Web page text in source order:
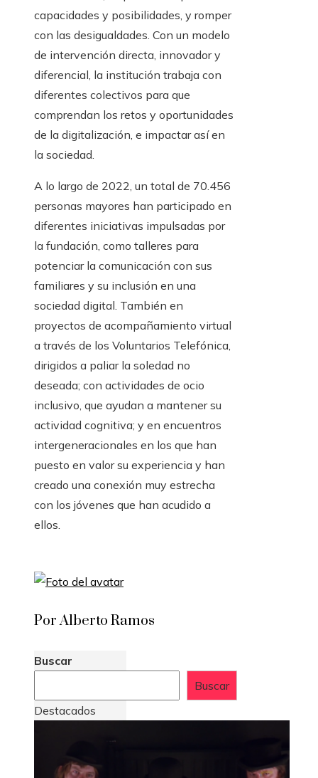
capacidades y posibilidades, y romper
con las desigualdades. Con un modelo
de intervención directa, innovador y
diferencial, la institución trabaja con
diferentes colectivos para que
comprendan los retos y oportunidades
de la digitalización, e impactar así en
la sociedad.
A lo largo de 2022, un total de 70.456
personas mayores han participado en
diferentes iniciativas impulsadas por
la fundación, como talleres para
potenciar la comunicación con sus
familiares y su inclusión en una
sociedad digital. También en
proyectos de acompañamiento virtual
a través de los Voluntarios Telefónica,
dirigidos a paliar la soledad no
deseada; con actividades de ocio
inclusivo, que ayudan a mantener su
actividad cognitiva; y en encuentros
intergeneracionales en los que han
puesto en valor su experiencia y han
creado una conexión muy estrecha
con los jóvenes que han acudido a
ellos.
Por Alberto Ramos
Buscar
Buscar
Destacados